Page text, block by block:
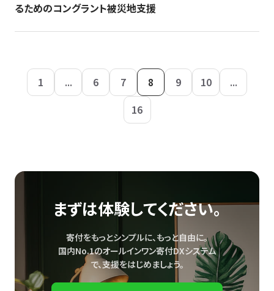
るためのコングラント被災地支援
1 ... 6 7 8 9 10
...
16
まずは体験してください。
寄付をもっとシンプルに、もっと自由に。
国内No.1のオールインワン寄付DXシステム
で、支援をはじめましょう。